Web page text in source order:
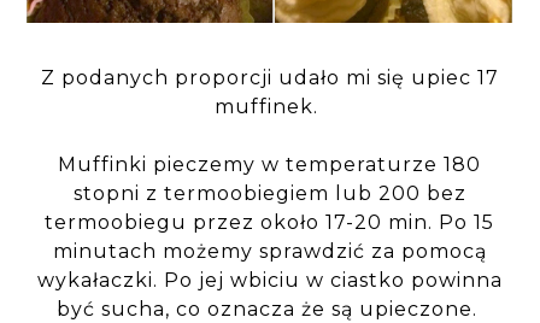
Z podanych proporcji udało mi się upiec 17
muffinek.
Muffinki pieczemy w temperaturze 180
stopni z termoobiegiem lub 200 bez
termoobiegu przez około 17-20 min. Po 15
minutach możemy sprawdzić za pomocą
wykałaczki. Po jej wbiciu w ciastko powinna
być sucha, co oznacza że są upieczone.